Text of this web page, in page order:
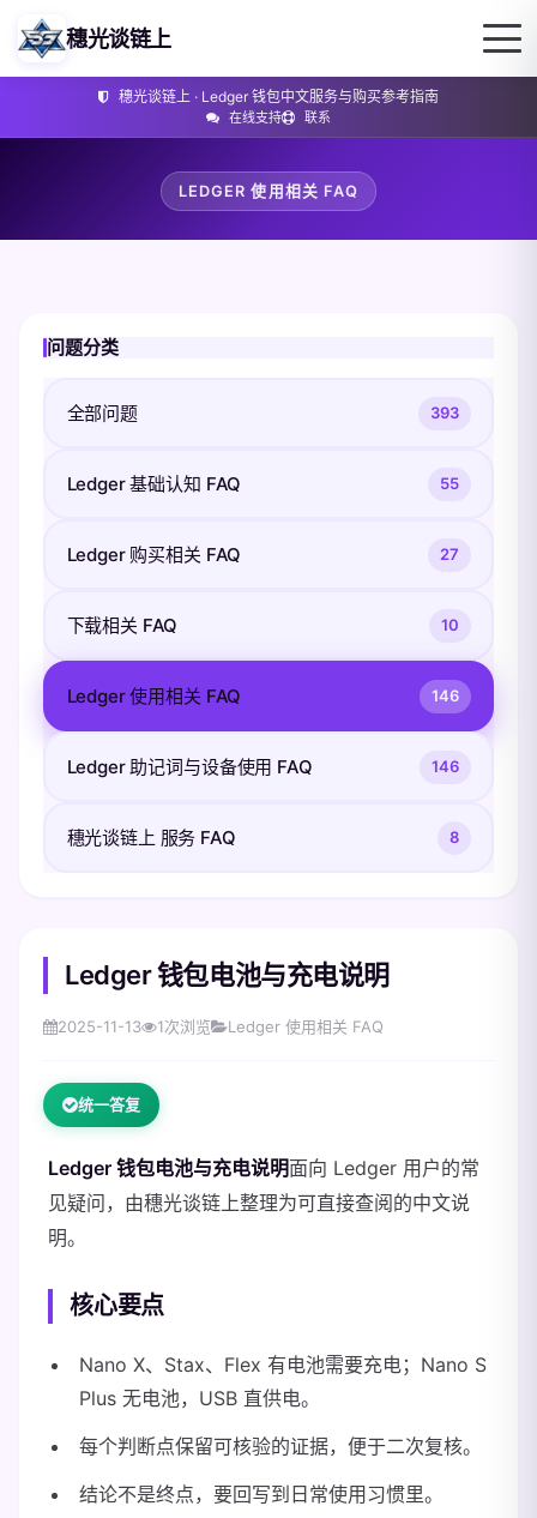
穗光谈链上 · Ledger 钱包中文服务与购买参考指南
在线支持 联系
穗光谈链上
LEDGER 使用相关 FAQ
问题分类
全部问题 393
Ledger 基础认知 FAQ 55
Ledger 购买相关 FAQ 27
下载相关 FAQ 10
Ledger 使用相关 FAQ 146
Ledger 助记词与设备使用 FAQ 146
穗光谈链上 服务 FAQ 8
Ledger 钱包电池与充电说明
2025-11-13 1次浏览 Ledger 使用相关 FAQ
统一答复
Ledger 钱包电池与充电说明面向 Ledger 用户的常
见疑问，由穗光谈链上整理为可直接查阅的中文说
明。
核心要点
Nano X、Stax、Flex 有电池需要充电；Nano S
Plus 无电池，USB 直供电。
每个判断点保留可核验的证据，便于二次复核。
结论不是终点，要回写到日常使用习惯里。